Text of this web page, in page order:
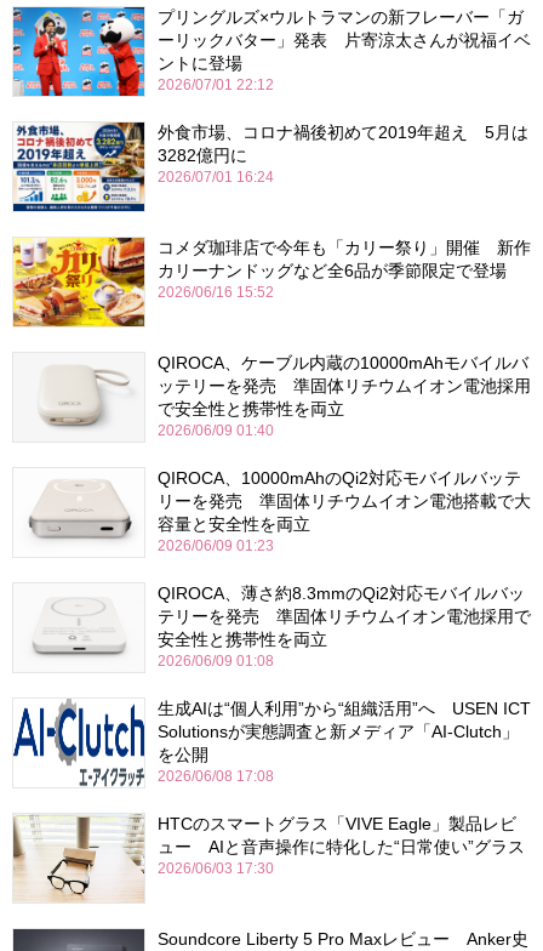
プリングルズ×ウルトラマンの新フレーバー「ガ
ーリックバター」発表 片寄涼太さんが祝福イベ
ントに登場
2026/07/01 22:12
外食市場、コロナ禍後初めて2019年超え 5月は
3282億円に
2026/07/01 16:24
コメダ珈琲店で今年も「カリー祭り」開催 新作
カリーナンドッグなど全6品が季節限定で登場
2026/06/16 15:52
QIROCA、ケーブル内蔵の10000mAhモバイルバ
ッテリーを発売 準固体リチウムイオン電池採用
で安全性と携帯性を両立
2026/06/09 01:40
QIROCA、10000mAhのQi2対応モバイルバッテ
リーを発売 準固体リチウムイオン電池搭載で大
容量と安全性を両立
2026/06/09 01:23
QIROCA、薄さ約8.3mmのQi2対応モバイルバッ
テリーを発売 準固体リチウムイオン電池採用で
安全性と携帯性を両立
2026/06/09 01:08
生成AIは“個人利用”から“組織活用”へ USEN ICT
Solutionsが実態調査と新メディア「AI-Clutch」
を公開
2026/06/08 17:08
HTCのスマートグラス「VIVE Eagle」製品レビ
ュー AIと音声操作に特化した“日常使い”グラス
2026/06/03 17:30
Soundcore Liberty 5 Pro Maxレビュー Anker史